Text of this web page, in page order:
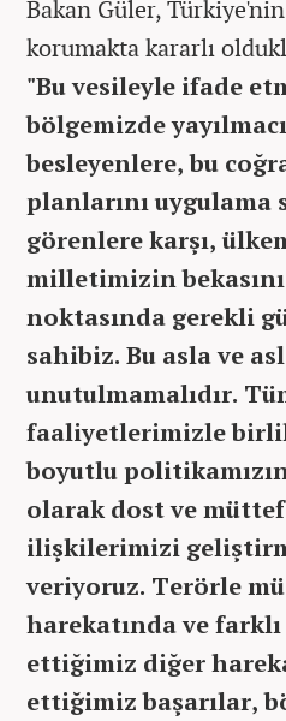
Bakan Güler,
korumakta kararlı
"Bu vesileyle ifade
bölgemizde
besleyenlere, bu
planlarını uygulama
görenlere karşı,
milletimizin
noktasında gerekli
sahibiz. Bu asla ve
unutulmamalıdır.
faaliyetlerimizle
boyutlu
olarak dost ve
ilişkilerimizi
veriyoruz. Terörle
harekatında ve
ettiğimiz diğer
ettiğimiz başarılar,